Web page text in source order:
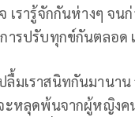
เรารู้จักกันห่างๆ จ
การปรับทุกข์กันตลอด
ลื้มเราสนิทกันมานา
ะหลุดพ้นจากผู้หญิงค